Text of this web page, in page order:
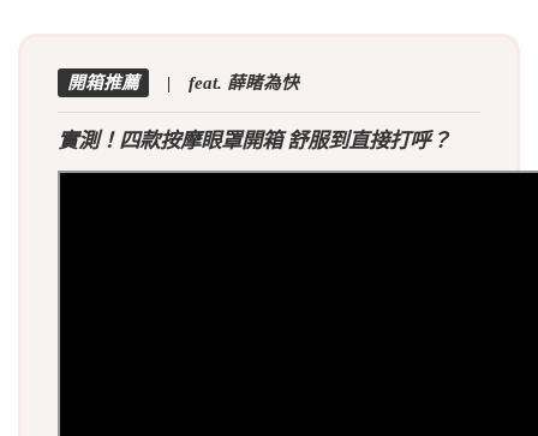
開箱推薦 | feat. 薛睹為快
實測！四款按摩眼罩開箱 舒服到直接打呼？